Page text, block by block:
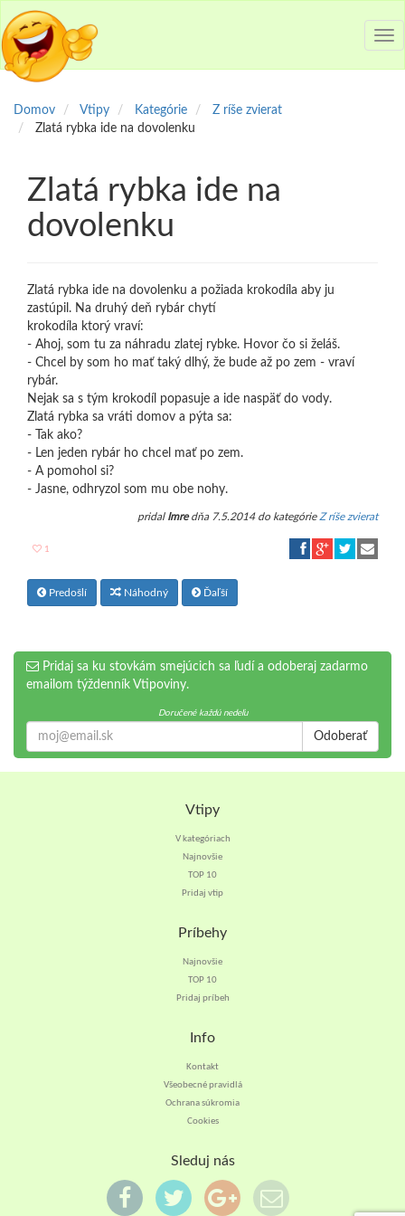
Domov Vtipy Kategórie
Z ríše zvierat
Zlatá rybka ide na dovolenku
Zlatá rybka ide na
dovolenku
Zlatá rybka ide na dovolenku a požiada krokodíla aby ju
zastúpil. Na druhý deň rybár chytí
krokodíla ktorý vraví:
- Ahoj, som tu za náhradu zlatej rybke. Hovor čo si želáš.
- Chcel by som ho mať taký dlhý, že bude až po zem - vraví
rybár.
Nejak sa s tým krokodíl popasuje a ide naspäť do vody.
Zlatá rybka sa vráti domov a pýta sa:
- Tak ako?
- Len jeden rybár ho chcel mať po zem.
- A pomohol si?
- Jasne, odhryzol som mu obe nohy.
pridal Imredňa 7.5.2014 do kategórie Z ríše zvierat
1
Predošlí Náhodný Ďaľší
Pridaj sa ku stovkám smejúcich sa ľudí a odoberaj zadarmo
emailom týždenník Vtipoviny.
Doručené každú nedeľu
Odoberať
Vtipy
V kategóriach
Najnovšie
TOP 10
Pridaj vtip
Príbehy
Najnovšie
TOP 10
Pridaj príbeh
Info
Kontakt
Všeobecné pravidlá
Ochrana súkromia
Cookies
Sleduj nás